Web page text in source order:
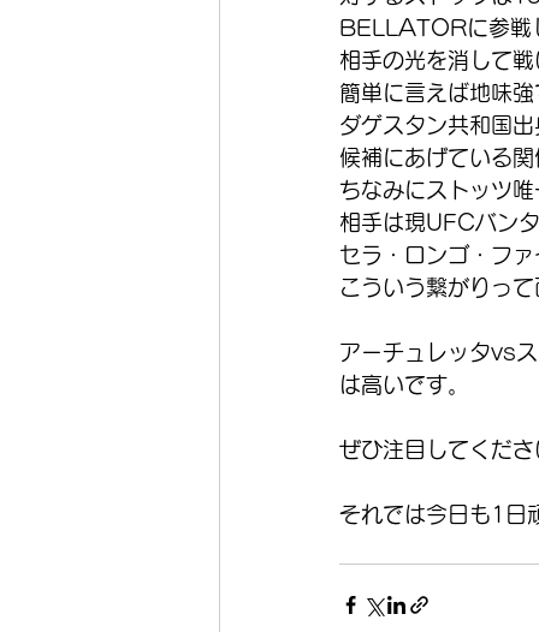
BELLATORに参戦
相手の光を消して
簡単に言えば地味
ダゲスタン共和国
候補にあげている
ちなみにストッツ
相手は現UFCバン
セラ・ロンゴ・フ
こういう繋がりっ
アーチュレッタvs
は高いです。
ぜひ注目してくださ
それでは今日も1日